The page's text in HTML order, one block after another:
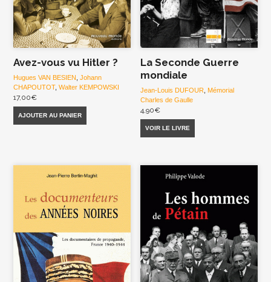
Avez-vous vu Hitler ?
Hugues VAN BESIEN ,Johann
CHAPOUTOT,Walter KEMPOWSKI
17,00€
AJOUTER AU PANIER
La Seconde Guerre
mondiale
Jean-Louis DUFOUR Mémorial
Charles de Gaulle
4,90€
VOIR LE LIVRE